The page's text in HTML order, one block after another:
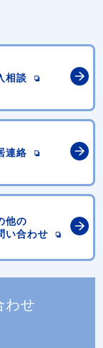
相談
連絡
他の
い合わせ
わせ